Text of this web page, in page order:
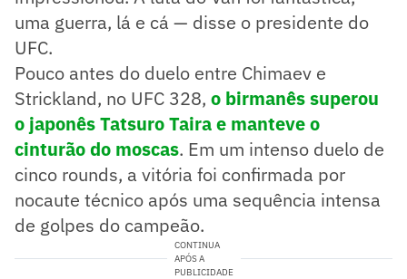
uma guerra, lá e cá — disse o presidente do
UFC.
Pouco antes do duelo entre Chimaev e
Strickland, no UFC 328, o birmanês superou
o japonês Tatsuro Taira e manteve o
cinturão do moscas. Em um intenso duelo de
cinco rounds, a vitória foi confirmada por
nocaute técnico após uma sequência intensa
de golpes do campeão.
CONTINUA
APÓS A
PUBLICIDADE